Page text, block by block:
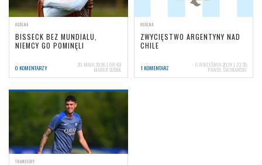
OGÓLNA
BISSECK BEZ MUNDIALU,
NIEMCY GO POMINĘLI
0 KOMENTARZY 20 MAJA 2026 | 08:49
MAREK SUDOŁ
OGÓLNA
ZWYCIĘSTWO ARGENTYNY NAD
CHILE
1 KOMENTARZ 6 WRZEŚNIA 2024 | 23:35
PAWEŁ ŚWINARSKI
TRANSFERY